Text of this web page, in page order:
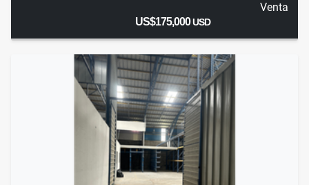
Venta
US$175,000USD